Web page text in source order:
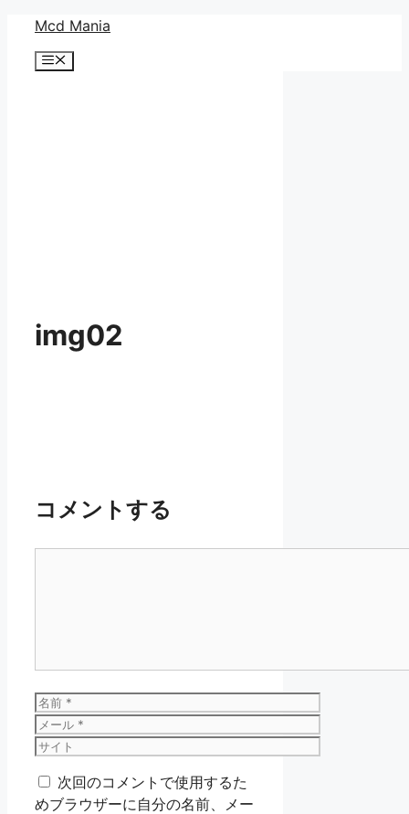
Mcd Mania
メ
img02
コメントする
名
前
メ
ー
サ
ト 次回のコメントで使用するた
めブラウザーに自分の名前、メー